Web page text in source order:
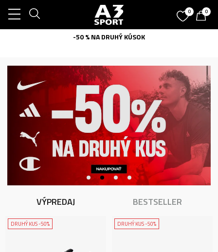
0 0
SUPER VÝHODNE
VÝPREDAJ BESTSELLER
DRUHÝ KUS -50% DRUHÝ KUS -50%